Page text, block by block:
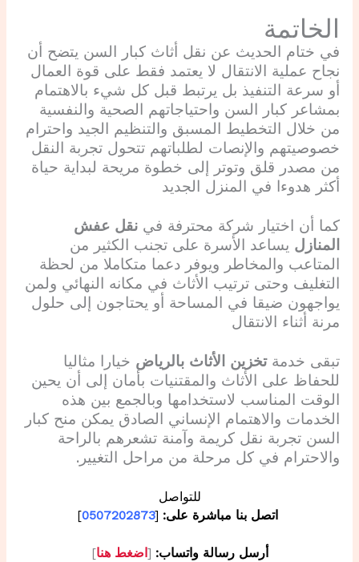
الخاتمة
في ختام الحديث عن نقل أثاث كبار السن يتضح أن
نجاح عملية الانتقال لا يعتمد فقط على قوة العمال
أو سرعة التنفيذ بل يرتبط قبل كل شيء بالاهتمام
بمشاعر كبار السن واحتياجاتهم الصحية والنفسية
من خلال التخطيط المسبق والتنظيم الجيد واحترام
خصوصيتهم والإنصات لطلباتهم تتحول تجربة النقل
من مصدر قلق وتوتر إلى خطوة مريحة لبداية حياة
أكثر هدوءا في المنزل الجديد
كما أن اختيار شركة محترفة في نقل عفش
المنازل يساعد الأسرة على تجنب الكثير من
المتاعب والمخاطر ويوفر دعما متكاملا من لحظة
التغليف وحتى ترتيب الأثاث في مكانه النهائي ولمن
يواجهون ضيقا في المساحة أو يحتاجون إلى حلول
مرنة أثناء الانتقال
تبقى خدمةتخزين الأثاث بالرياض خيارا مثاليا
للحفاظ على الأثاث والمقتنيات بأمان إلى أن يحين
الوقت المناسب لاستخدامها وبالجمع بين هذه
الخدمات والاهتمام الإنساني الصادق يمكن منح كبار
السن تجربة نقل كريمة وآمنة تشعرهم بالراحة
والاحترام في كل مرحلة من مراحل التغيير.
للتواصل
اتصل بنا مباشرة على: [
0507202873
]
أرسل رسالة واتساب: [ اضغط هنا]